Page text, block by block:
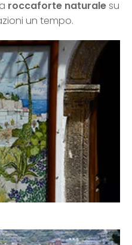
roccaforte naturalesu
un tempo.